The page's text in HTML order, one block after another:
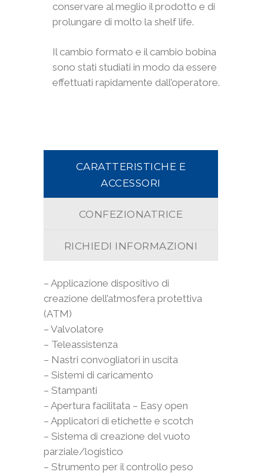
conservare al meglio il prodotto e di
prolungare di molto la shelf life.
Il cambio formato e il cambio bobina
sono stati studiati in modo da essere
effettuati rapidamente dall’operatore.
CARATTERISTICHE E
ACCESSORI
CONFEZIONATRICE
RICHIEDI INFORMAZIONI
– Applicazione dispositivo di
creazione dell’atmosfera protettiva
(ATM)
– Valvolatore
– Teleassistenza
– Nastri convogliatori in uscita
– Sistemi di caricamento
– Stampanti
– Apertura facilitata – Easy open
– Applicatori di etichette e scotch
– Sistema di creazione del vuoto
parziale/logistico
– Strumento per il controllo peso